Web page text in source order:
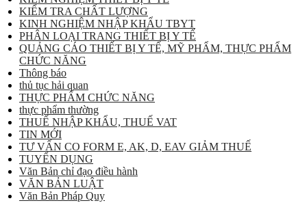
KIỂM TRA CHẤT LƯỢNG
KINH NGHIỆM NHẬP KHẨU TBYT
PHÂN LOẠI TRANG THIẾT BỊ Y TẾ
QUẢNG CÁO THIẾT BỊ Y TẾ, MỸ PHẨM, THỰC PHẨM
CHỨC NĂNG
Thông báo
thủ tục hải quan
THỰC PHẨM CHỨC NĂNG
thực phẩm thường
THUẾ NHẬP KHẨU, THUẾ VAT
TIN MỚI
TƯ VẤN CO FORM E, AK, D, EAV GIẢM THUẾ
TUYỂN DỤNG
Văn Bản chỉ đạo điều hành
VĂN BẢN LUẬT
Văn Bản Pháp Quy